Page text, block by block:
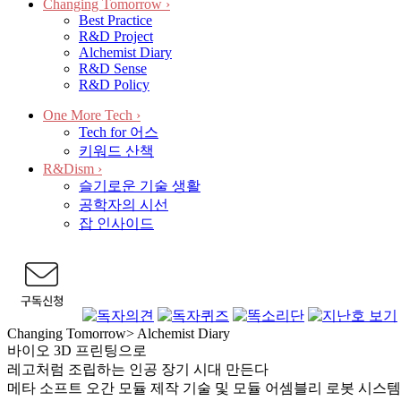
Changing Tomorrow ›
Best Practice
R&D Project
Alchemist Diary
R&D Sense
R&D Policy
One More Tech ›
Tech for 어스
키워드 산책
R&Dism ›
슬기로운 기술 생활
공학자의 시선
잡 인사이드
Changing Tomorrow> Alchemist Diary
바이오 3D 프린팅으로
레고처럼 조립하는 인공 장기 시대 만든다
메타 소프트 오간 모듈 제작 기술 및 모듈 어셈블리 로봇 시스